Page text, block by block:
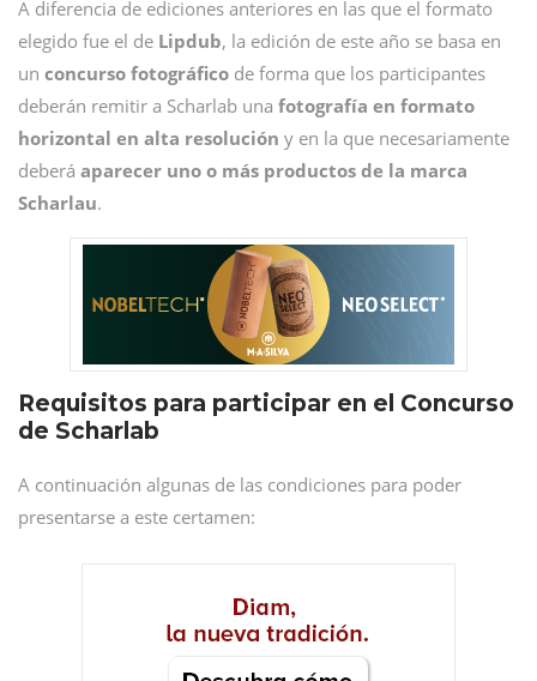
A diferencia de ediciones anteriores en las que el formato
elegido fue el de Lipdub, la edición de este año se basa en
un concurso fotográfico de forma que los participantes
deberán remitir a Scharlab una fotografía en formato
horizontal en alta resolución y en la que necesariamente
deberá aparecer uno o más productos de la marca
Scharlau.
Requisitos para participar en el Concurso
de Scharlab
A continuación algunas de las condiciones para poder
presentarse a este certamen: